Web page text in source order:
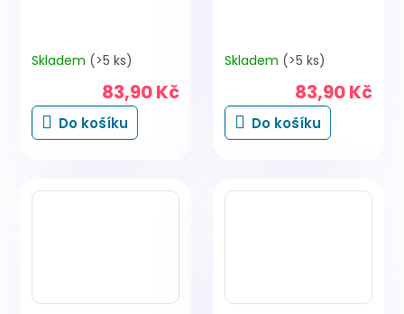
Skladem (>5 ks)
83,90 Kč
Do košíku
Skladem (>5 ks)
83,90 Kč
Do košíku